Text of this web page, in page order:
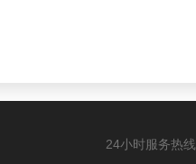
24小时服务热线